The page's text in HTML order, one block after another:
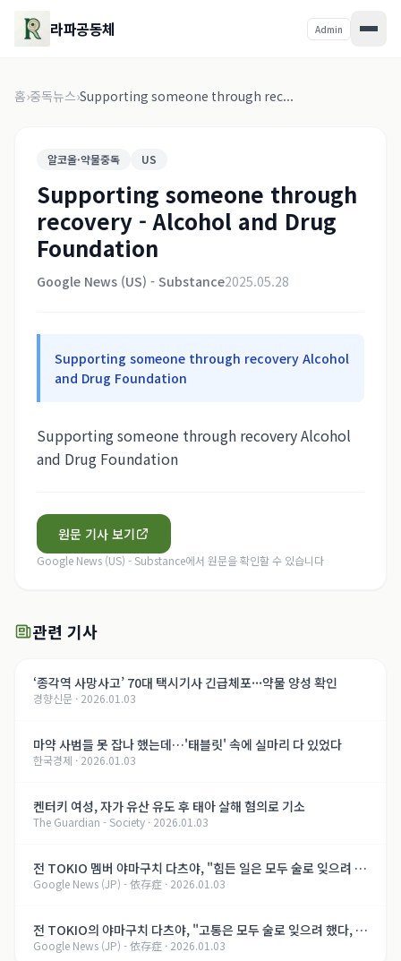
라파공동체 Admin
홈›중독뉴스›Supporting someone through rec...
알코올·약물중독 US
Supporting someone through
recovery - Alcohol and Drug
Foundation
Google News (US) - Substance2025.05.28
Supporting someone through recovery Alcohol
and Drug Foundation
Supporting someone through recovery Alcohol
and Drug Foundation
원문 기사 보기
Google News (US) - Substance에서 원문을 확인할 수 있습니다
관련 기사
‘종각역 사망사고’ 70대 택시기사 긴급체포···약물 양성 확인
경향신문 · 2026.01.03
마약 사범들 못 잡나 했는데…'태블릿' 속에 실마리 다 있었다
한국경제 · 2026.01.03
켄터키 여성, 자가 유산 유도 후 태아 살해 혐의로 기소
The Guardian - Society · 2026.01.03
전 TOKIO 멤버 야마구치 다츠야, "힘든 일은 모두 술로 잊으려 했
다, 지금은..." 알코올 의존증 회복의 길【제8화】
Google News (JP) - 依存症 · 2026.01.03
전 TOKIO의 야마구치 다츠야, "고통은 모두 술로 잊으려 했다, 지
금은..." 알코올 의존증 회복의 여정【제8화】
Google News (JP) - 依存症 · 2026.01.03